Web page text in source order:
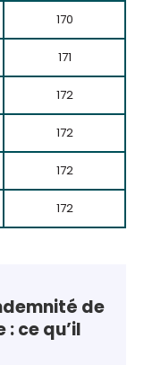
170
171
172
172
172
172
de
ce qu’il